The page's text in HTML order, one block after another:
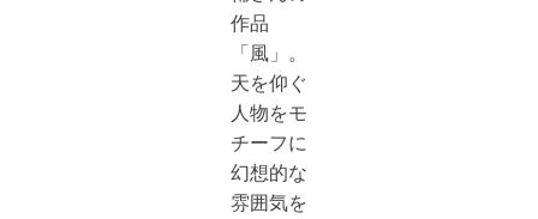
作品
「風」。
天を仰ぐ
人物をモ
チーフに
幻想的な
雰囲気を